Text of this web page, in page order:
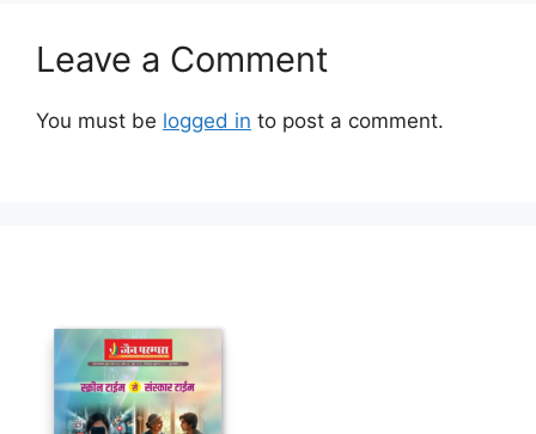
Leave a Comment
You must be logged in to post a comment.